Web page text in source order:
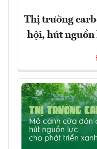
Thị trường
hội, hút nguồn